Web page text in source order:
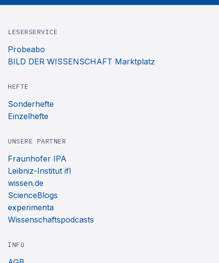
LESERSERVICE
Probeabo
BILD DER WISSENSCHAFT Marktplatz
HEFTE
Sonderhefte
Einzelhefte
UNSERE PARTNER
Fraunhofer IPA
Leibniz-Institut ifl
wissen.de
ScienceBlogs
experimenta
Wissenschaftspodcasts
INFO